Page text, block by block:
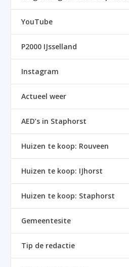
YouTube
P2000 IJsselland
Instagram
Actueel weer
AED’s in Staphorst
Huizen te koop: Rouveen
Huizen te koop: IJhorst
Huizen te koop: Staphorst
Gemeentesite
Tip de redactie